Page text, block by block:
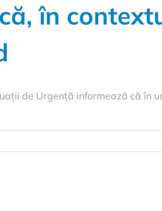
în
de Urgență informează că în